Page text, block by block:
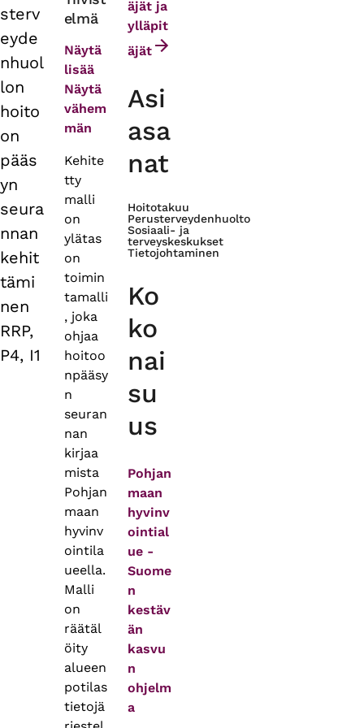
tabs
sterv
eyde
nhuol
lon
hoito
on
pääs
yn
seura
nnan
kehit
tämi
nen
RRP,
P4, I1
elmä
Näytä
lisää
Näytä
vähem
män
Kehite
tty
malli
on
ylätas
on
toimin
tamalli
, joka
ohjaa
hoitoo
npääsy
n
seuran
nan
kirjaa
mista
Pohjan
maan
hyvinv
ointila
ueella.
Malli
on
räätäl
öity
alueen
potilas
tietojä
äjät ja
ylläpit
äjät
Asi
asa
nat
Hoitotakuu
Perusterveydenhuolto
Sosiaali- ja
terveyskeskukset
Tietojohtaminen
Ko
ko
nai
su
us
Pohjan
maan
hyvinv
ointial
ue -
Suome
n
kestäv
än
kasvu
n
ohjelm
a